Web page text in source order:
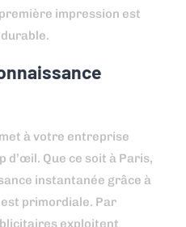
impression est
à votre entreprise
d’œil. Que ce soit à Paris,
instantanée grâce à
primordiale. Par
exploitent